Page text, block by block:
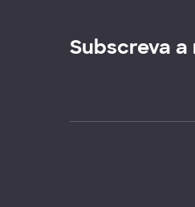
Subscreva